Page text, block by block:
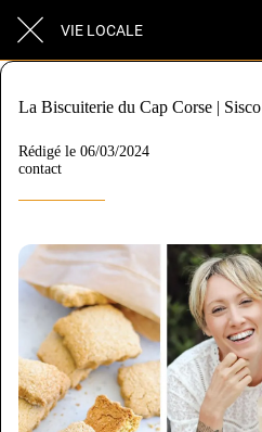
VIE LOCALE
La Biscuiterie du Cap Corse | Sisco
Rédigé le 06/03/2024
contact